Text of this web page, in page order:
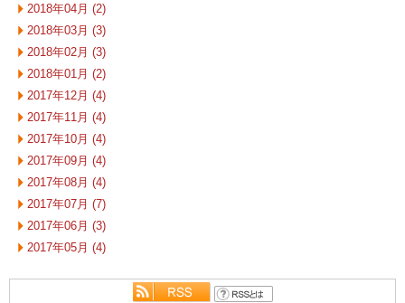
2018年04月 (2)
2018年03月 (3)
2018年02月 (3)
2018年01月 (2)
2017年12月 (4)
2017年11月 (4)
2017年10月 (4)
2017年09月 (4)
2017年08月 (4)
2017年07月 (7)
2017年06月 (3)
2017年05月 (4)